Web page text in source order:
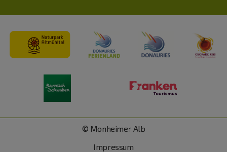
© Monheimer Alb
Impressum